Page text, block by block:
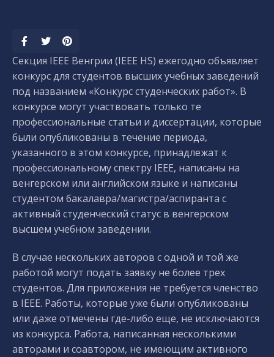
Секция IEEE Венгрии (IEEE HS) ежегодно объявляет
конкурс для студентов высших учебных заведений
под названием «Конкурс студенческих работ». В
конкурсе могут участвовать только те
профессиональные статьи и диссертации, которые
были опубликованы в течение периода,
указанного в этом конкурсе, принадлежат к
профессиональному спектру IEEE, написаны на
венгерском или английском языке и написаны
студентом бакалавра/магистра/аспиранта с
активный студенческий статус в венгерском
высшем учебном заведении.
В случае нескольких авторов с одной и той же
работой могут подать заявку не более трех
студентов. Для приложения не требуется членство
в IEEE. Работы, которые уже были опубликованы
или даже отмечены где-либо еще, не исключаются
из конкурса. Работа, написанная несколькими
авторами и соавтором, не имеющим активного